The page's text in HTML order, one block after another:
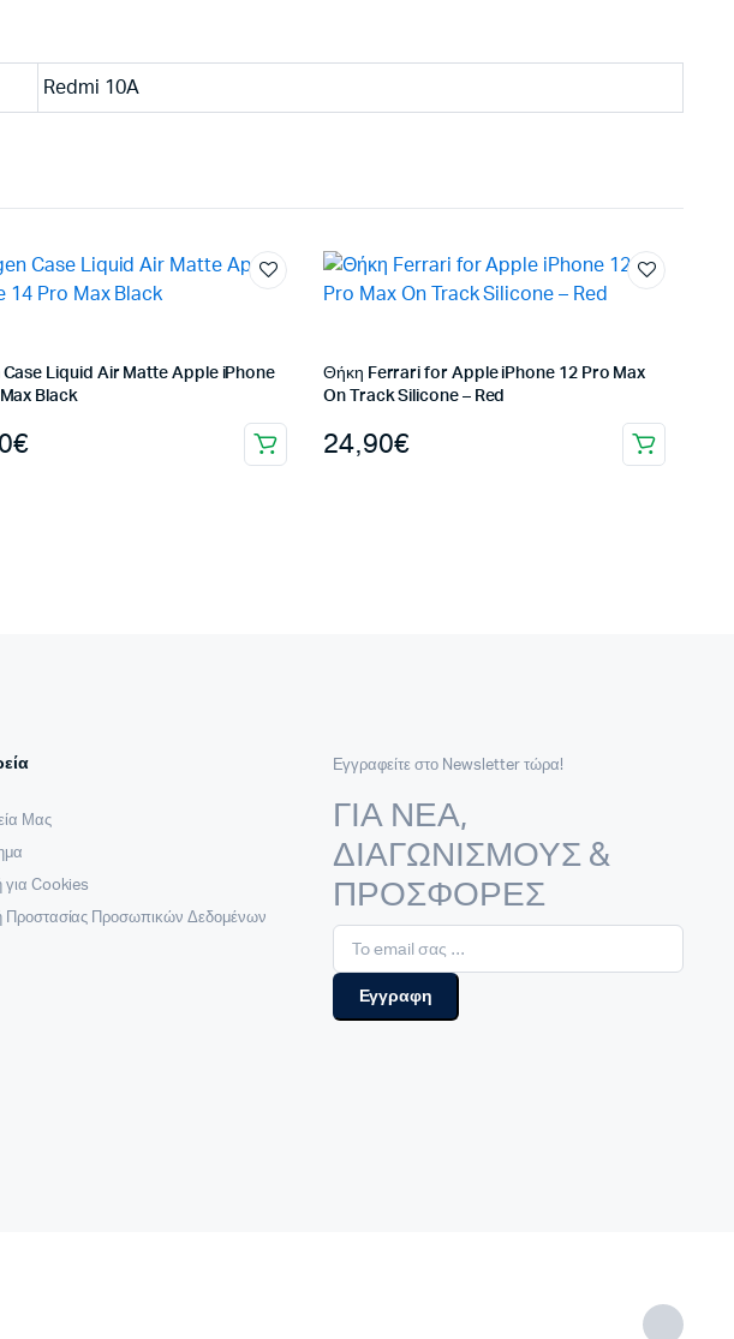
Redmi 10A
Liquid Air Matte Apple iPhone
Black
€
Θήκη Ferrari for Apple iPhone 12 Pro Max
On Track Silicone – Red
24,90€
Μας
για Cookies
Προστασίας Προσωπικών Δεδομένων
Εγγραφείτε στο Newsletter τώρα!
ΓΙΑ ΝΕΑ,
ΔΙΑΓΩΝΙΣΜΟΥΣ &
ΠΡΟΣΦΟΡΕΣ